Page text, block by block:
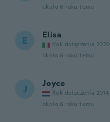
około 6 roku temu
E Elisa
Rok dołączenia 2020
około 6 roku temu
J Joyce
Rok dołączenia 2014
około 6 roku temu